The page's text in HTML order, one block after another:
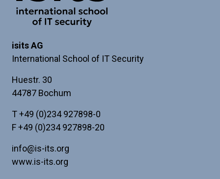
human
isits AG
International School of IT Security
Huestr. 30
44787 Bochum
T+49 (0)234 927898-0
F +49 (0)234 927898-20
info@is-its.org
www.is-its.org